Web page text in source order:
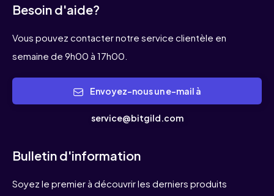
Besoin d'aide?
Vous pouvez contacter notre service clientèle en
semaine de 9h00 à 17h00.
service@bitgild.com
Bulletin d'information
Soyez le premier à découvrir les derniers produits